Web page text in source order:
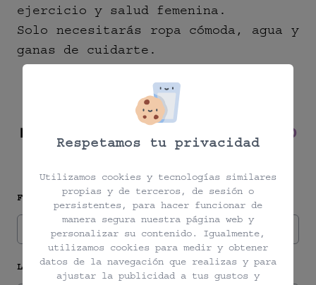
ejercicio y salud femenina.
Solo necesitarás ropa cómoda, agua y
ganas de cuidarte.
INSCRIBIRSE A
RESPIRACIÓN MÁS SUELO
PÉLVICO
First Name
Last Name
Respetamos tu privacidad
Utilizamos cookies y tecnologías similares
propias y de terceros, de sesión o
persistentes, para hacer funcionar de
manera segura nuestra página web y
personalizar su contenido. Igualmente,
utilizamos cookies para medir y obtener
datos de la navegación que realizas y para
ajustar la publicidad a tus gustos y